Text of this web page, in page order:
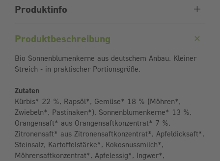
Produktinfo
Produktbeschreibung
Bio Sonnenblumenkerne aus deutschem Anbau. Kleiner
Streich - in praktischer Portionsgröße.
Zutaten
Kürbis* 22 %, Rapsöl*, Gemüse* 18 % (Möhren*,
Zwiebeln*, Pastinaken*), Sonnenblumenkerne* 13 %,
Orangensaft* aus Orangensaftkonzentrat* 7 %,
Zitronensaft* aus Zitronensaftkonzentrat*, Apfeldicksaft*,
Steinsalz, Kartoffelstärke*, Kokosnussmilch*,
Möhrensaftkonzentrat*, Apfelessig*, Ingwer*,